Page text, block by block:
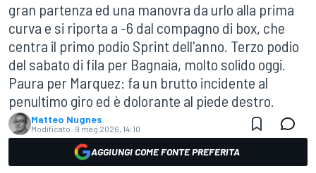
gran partenza ed una manovra da urlo alla prima
curva e si riporta a -6 dal compagno di box, che
centra il primo podio Sprint dell'anno. Terzo podio
del sabato di fila per Bagnaia, molto solido oggi.
Paura per Marquez: fa un brutto incidente al
penultimo giro ed è dolorante al piede destro.
Matteo Nugnes
Modificato: 9 mag 2026, 14:10
AGGIUNGI COME FONTE PREFERITA